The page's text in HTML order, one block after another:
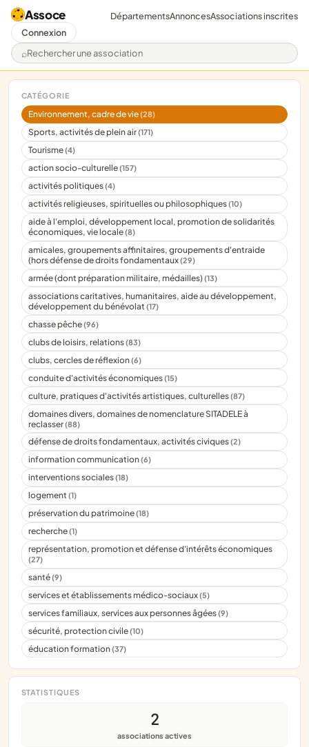
Assoce
Rechercher une association
DépartementsAnnoncesAssociations inscrites
Connexion
CATÉGORIE
Environnement, cadre de vie(28)
Sports, activités de plein air(171)
Tourisme(4)
action socio-culturelle(157)
activités politiques(4)
activités religieuses, spirituelles ou philosophiques(10)
aide à l'emploi, développement local, promotion de solidarités
économiques, vie locale(8)
amicales, groupements affinitaires, groupements d'entraide
(hors défense de droits fondamentaux(29)
armée (dont préparation militaire, médailles)(13)
associations caritatives, humanitaires, aide au développement,
développement du bénévolat(17)
chasse pêche(96)
clubs de loisirs, relations(83)
clubs, cercles de réflexion(6)
conduite d'activités économiques(15)
culture, pratiques d'activités artistiques, culturelles(87)
domaines divers, domaines de nomenclature SITADELE à
reclasser(88)
défense de droits fondamentaux, activités civiques(2)
information communication(6)
interventions sociales(18)
logement(1)
préservation du patrimoine(18)
recherche(1)
représentation, promotion et défense d'intérêts économiques
(27)
santé(9)
services et établissements médico-sociaux(5)
services familiaux, services aux personnes âgées(9)
sécurité, protection civile(10)
éducation formation(37)
STATISTIQUES
2
associations actives